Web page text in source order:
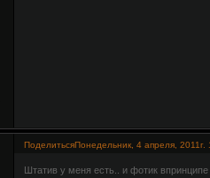
ПоделитьсяПонедельник, 4 апреля, 2011г.
Штатив у меня есть.. и фотик